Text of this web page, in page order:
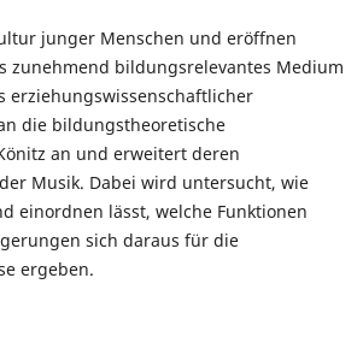
junger Menschen und eröffnen
zunehmend bildungsrelevantes Medium
erziehungswissenschaftlicher
die bildungstheoretische
an und erweitert deren
Musik. Dabei wird untersucht, wie
einordnen lässt, welche Funktionen
sich daraus für die
ergeben.